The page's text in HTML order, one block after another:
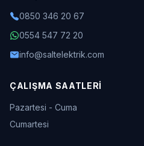
0850 346 20 67
0554 547 72 20
info@saltelektrik.com
ÇALIŞMA SAATLERI
Pazartesi - Cuma
Cumartesi